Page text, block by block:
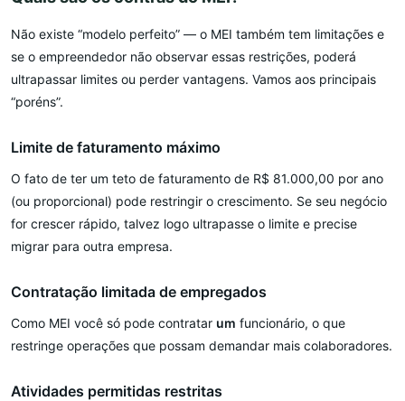
Não existe “modelo perfeito” — o MEI também tem limitações e
se o empreendedor não observar essas restrições, poderá
ultrapassar limites ou perder vantagens. Vamos aos principais
“poréns”.
Limite de faturamento máximo
O fato de ter um teto de faturamento de R$ 81.000,00 por ano
(ou proporcional) pode restringir o crescimento. Se seu negócio
for crescer rápido, talvez logo ultrapasse o limite e precise
migrar para outra empresa.
Contratação limitada de empregados
Como MEI você só pode contratar um funcionário, o que
restringe operações que possam demandar mais colaboradores.
Atividades permitidas restritas